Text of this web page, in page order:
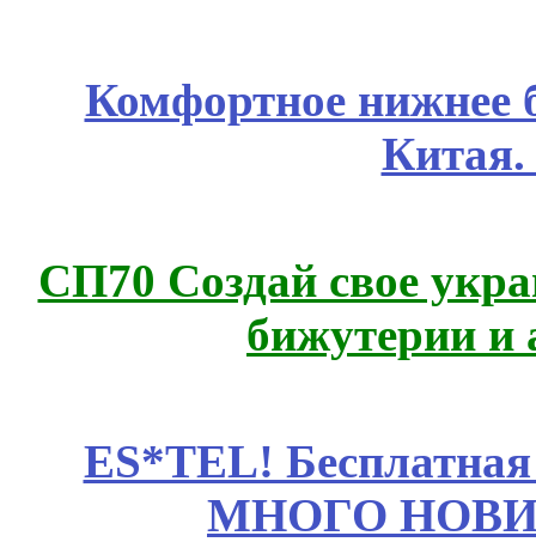
Комфортное нижнее
СП70 Создай свое
бижутерии и
ES*TEL!
МНОГО